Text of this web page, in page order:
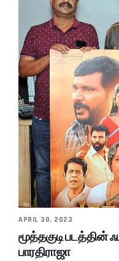
APRIL 30, 2023
மூத்தகுடி படத்தின்
பாரதிராஜா